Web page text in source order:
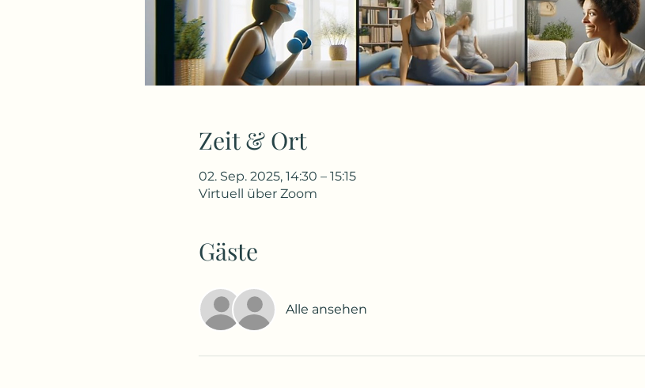
Zeit & Ort
02. Sep. 2025, 14:30 – 15:15
Virtuell über Zoom
Gäste
Alle ansehen